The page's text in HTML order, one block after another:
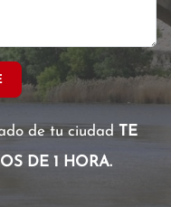
de tu ciudadTE
DE 1 HORA.